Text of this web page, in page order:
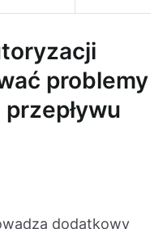
problemy
dodatkowy